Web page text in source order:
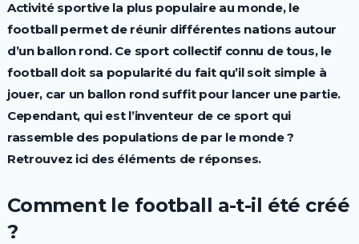
Activité sportive la plus populaire au monde, le
football permet de réunir différentes nations autour
d’un ballon rond. Ce sport collectif connu de tous, le
football doit sa popularité du fait qu’il soit simple à
jouer, car un ballon rond suffit pour lancer une partie.
Cependant, qui est l’inventeur de ce sport qui
rassemble des populations de par le monde ?
Retrouvez ici des éléments de réponses.
Comment le football a-t-il été créé
?